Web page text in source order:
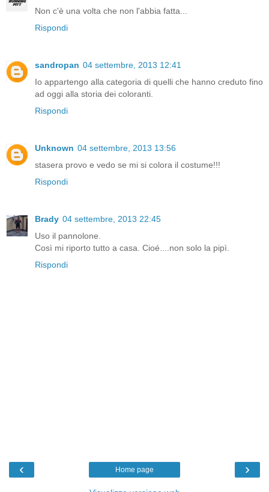
Non c'è una volta che non l'abbia fatta...
Rispondi
sandropan 04 settembre, 2013 12:41
Io appartengo alla categoria di quelli che hanno creduto fino
ad oggi alla storia dei coloranti.
Rispondi
Unknown 04 settembre, 2013 13:56
stasera provo e vedo se mi si colora il costume!!!
Rispondi
Brady 04 settembre, 2013 22:45
Uso il pannolone.
Così mi riporto tutto a casa. Cioé....non solo la pipì.
Rispondi
‹ ›
Home page